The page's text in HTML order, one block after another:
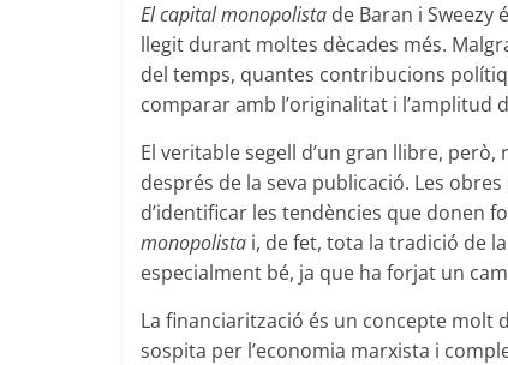
El capital monopolista de Baran i Sweezy
llegit durant moltes dècades més.
del temps, quantes contribucions
comparar amb l’originalitat i l’amplitud
El veritable segell d’un gran llibre,
després de la seva publicació. Les
d’identificar les tendències que donen
monopolista i, de fet, tota la tradició de la
especialment bé, ja que ha forjat un
La financiarització és un concepte molt
sospita per l’economia marxista i